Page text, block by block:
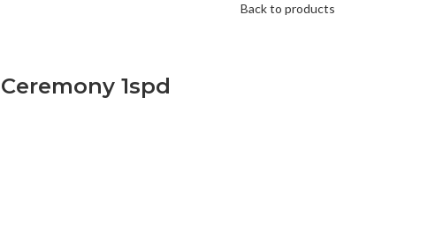
Back to products
1spd